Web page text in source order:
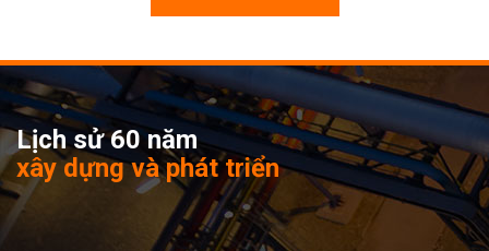
Lịch sử 60 năm
xây dựng và phát triển